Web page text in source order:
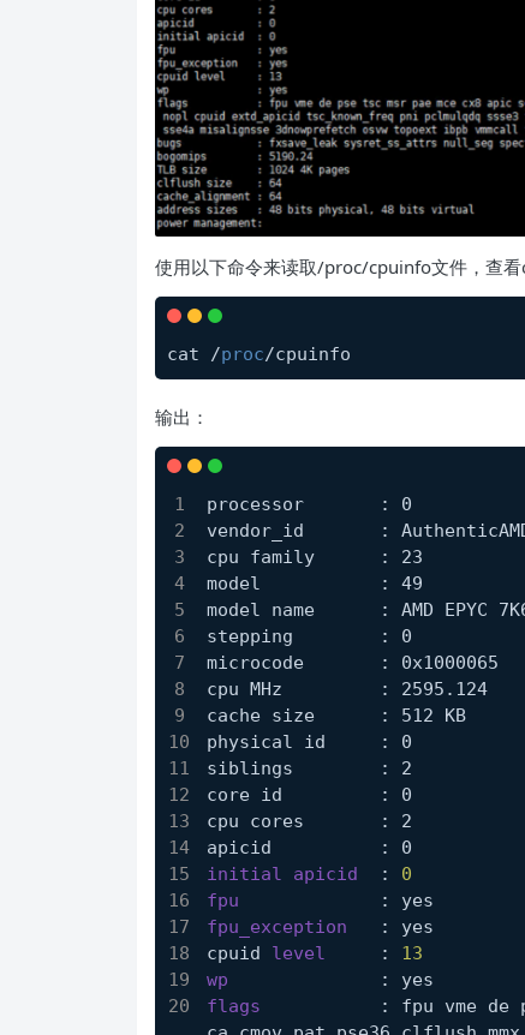
使用以下命令来读取/proc/cpuinfo文件，查看
cat /proc/cpuinfo
输出：
processor	: 0
vendor_id	:
cpu family	: 23
model		: 49
model name	: AMD
stepping	: 0
microcode	: 0x1000065
cpu MHz		: 2595.124
cache size	: 512 KB
physical id	: 0
siblings	: 2
core id		: 0
cpu cores	: 2
apicid		: 0
: 0
: yes
: yes
cpuid
: 13
: yes
: fpu vme de